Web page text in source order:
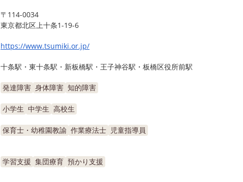
〒114-0034
東京都北区上十条1-19-6
https://www.tsumiki.or.jp/
十条駅・東十条駅・新板橋駅・王子神谷駅・板橋区役所前駅
発達障害 身体障害 知的障害
小学生 中学生 高校生
保育士・幼稚園教諭 作業療法士 児童指導員
学習支援 集団療育 預かり支援